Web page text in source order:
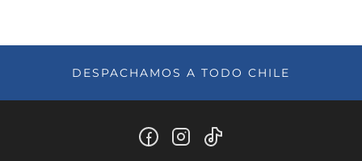
DESPACHAMOS A TODO CHILE